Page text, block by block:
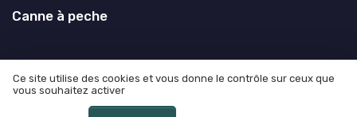
Canne à peche
Mentions légales
Ce site utilise des cookies et vous donne le contrôle sur ceux que
vous souhaitez activer